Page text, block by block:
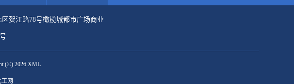
贺江路78号橄榄城都市广场商业
(©) 2026 XML
网